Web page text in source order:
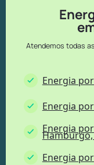
Atendemos todas
Energia
Energia
Energia
Hamburgo,
Energia